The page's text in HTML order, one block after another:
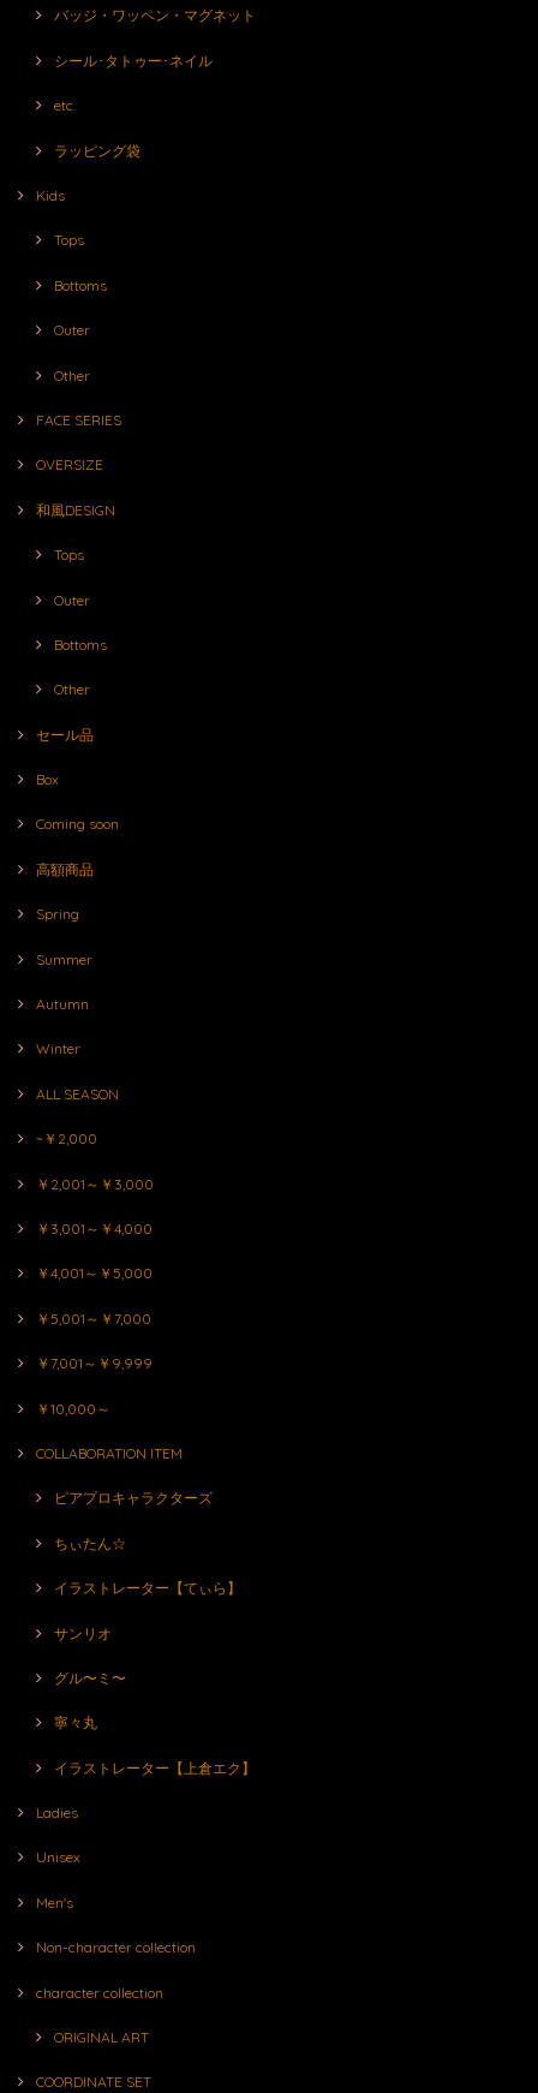
バッジ・ワッペン・マグネット
シール･タトゥー･ネイル
etc.
ラッピング袋
Kids
Tops
Bottoms
Outer
Other
FACE SERIES
OVERSIZE
和風DESIGN
Tops
Outer
Bottoms
Other
セール品
Box
Coming soon
高額商品
Spring
Summer
Autumn
Winter
ALL SEASON
~￥2,000
￥2,001～￥3,000
￥3,001～￥4,000
￥4,001～￥5,000
￥5,001～￥7,000
￥7,001～￥9,999
￥10,000～
COLLABORATION ITEM
ピアプロキャラクターズ
ちぃたん☆
イラストレーター【てぃら】
サンリオ
グル〜ミ〜
寧々丸
イラストレーター【上倉エク】
Ladies
Unisex
Men's
Non-character collection
character collection
ORIGINAL ART
COORDINATE SET